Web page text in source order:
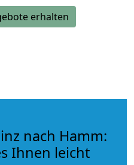
erhalten
nach Hamm:
Ihnen leicht